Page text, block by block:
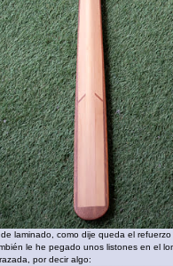
laminado, como dije queda el
le he pegado unos listones en el
por decir algo: